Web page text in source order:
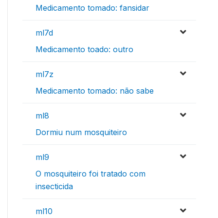
Medicamento tomado: fansidar
ml7d
Medicamento toado: outro
ml7z
Medicamento tomado: não sabe
ml8
Dormiu num mosquiteiro
ml9
O mosquiteiro foi tratado com
insecticida
ml10